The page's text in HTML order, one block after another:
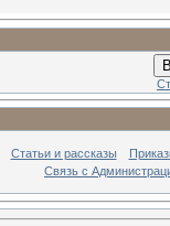
Статьи и рассказы
Связь с